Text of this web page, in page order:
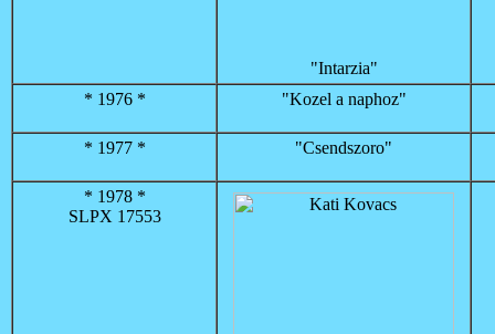
"Intarzia"
* 1976 *
"Kozel a naphoz"
* 1977 * "Csendszoro"
* 1978 *
SLPX 17553